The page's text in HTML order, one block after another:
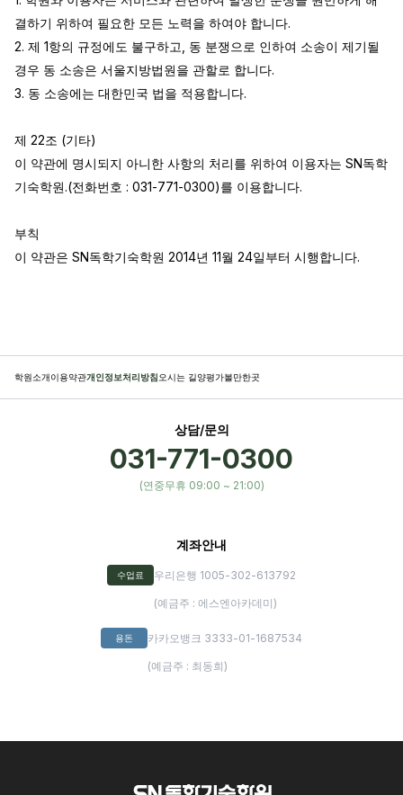
결하기 위하여 필요한 모든 노력을 하여야 합니다.
2. 제 1항의 규정에도 불구하고, 동 분쟁으로 인하여 소송이 제기될
경우 동 소송은 서울지방법원을 관할로 합니다.
3. 동 소송에는 대한민국 법을 적용합니다.
제 22조 (기타)
이 약관에 명시되지 아니한 사항의 처리를 위하여 이용자는 SN독학
기숙학원.(전화번호 : 031-771-0300)를 이용합니다.
부칙
이 약관은 SN독학기숙학원 2014년 11월 24일부터 시행합니다.
학원소개이용약관개인정보처리방침오시는 길양평가볼만한곳
상담/문의
031-771-0300
(연중무휴 09:00 ~ 21:00)
계좌안내
수업료 우리은행 1005-302-613792
(예금주 : 에스엔아카데미)
용돈 카카오뱅크 3333-01-1687534
(예금주 : 최동희)